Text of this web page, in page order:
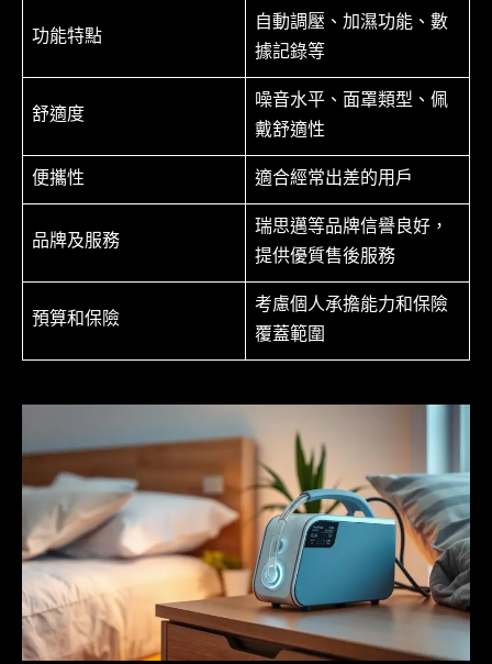
功能特點
自動調壓、加濕功能、數
據記錄等
舒適度
噪音水平、面罩類型、佩
戴舒適性
便攜性
適合經常出差的用戶
品牌及服務
瑞思邁等品牌信譽良好，
提供優質售後服務
預算和保險
考慮個人承擔能力和保險
覆蓋範圍